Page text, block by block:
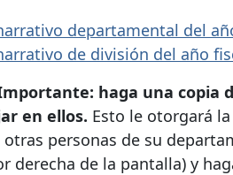
departamental del
de división del año
haga una copia
en ellos. Esto le otorgará
personas de su
derecha de la pantalla) y